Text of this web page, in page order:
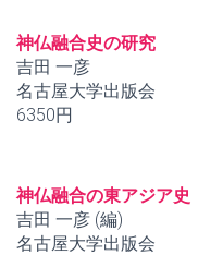
神仏融合史の研究
吉田 一彦
名古屋大学出版会
6350円
神仏融合の東アジア史
吉田 一彦 (編)
名古屋大学出版会